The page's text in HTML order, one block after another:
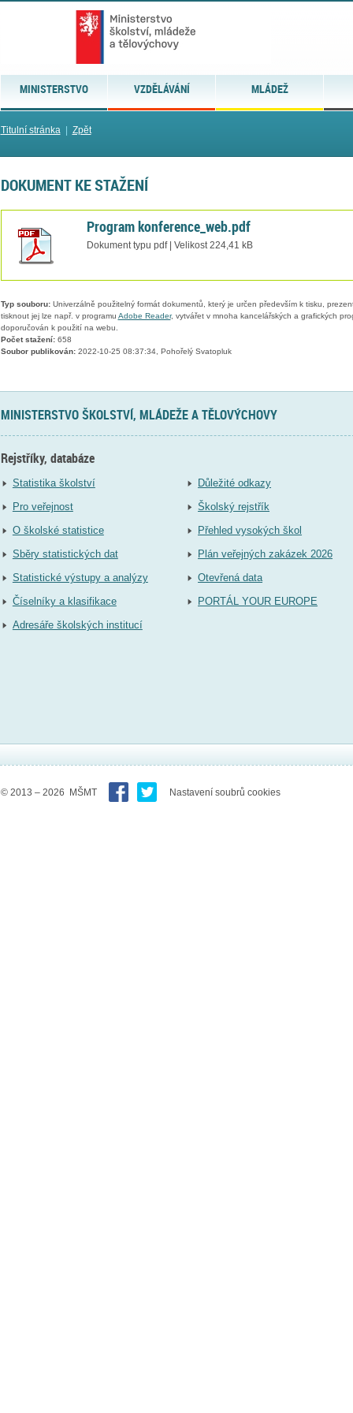
MINISTERSTVO VZDĚLÁVÁNÍ MLÁDEŽ
Titulní stránka| Zpět
DOKUMENT KE STAŽENÍ
Program konference_web.pdf
Dokument typu pdf | Velikost 224,41 kB
Typ souboru:Univerzálně použitelný formát dokumentů, který je určen především k tisku,
tisknout jej lze např. v programu Adobe Reader, vytvářet v mnoha kancelářských a grafických
doporučován k použití na webu.
Počet stažení:658
Soubor publikován:2022-10-25 08:37:34, Pohořelý Svatopluk
MINISTERSTVO ŠKOLSTVÍ, MLÁDEŽE A TĚLOVÝCHOVY
Rejstříky, databáze
Statistika školství
Pro veřejnost
O školské statistice
Sběry statistických dat
Statistické výstupy a analýzy
Číselníky a klasifikace
Adresáře školských institucí
Důležité odkazy
Školský rejstřík
Přehled vysokých škol
Plán veřejných zakázek 2026
Otevřená data
PORTÁL YOUR EUROPE
© 2013 – 2026 MŠMT Nastavení soubrů cookies